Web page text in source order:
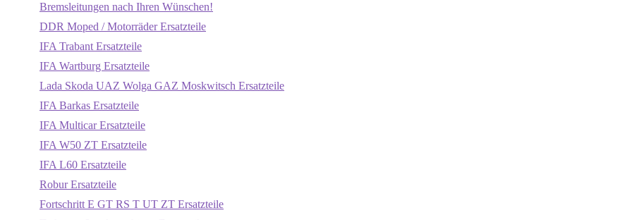
Bremsleitungen nach Ihren Wünschen!
DDR Moped / Motorräder Ersatzteile
IFA Trabant Ersatzteile
IFA Wartburg Ersatzteile
Lada Skoda UAZ Wolga GAZ Moskwitsch Ersatzteile
IFA Barkas Ersatzteile
IFA Multicar Ersatzteile
IFA W50 ZT Ersatzteile
IFA L60 Ersatzteile
Robur Ersatzteile
Fortschritt E GT RS T UT ZT Ersatzteile